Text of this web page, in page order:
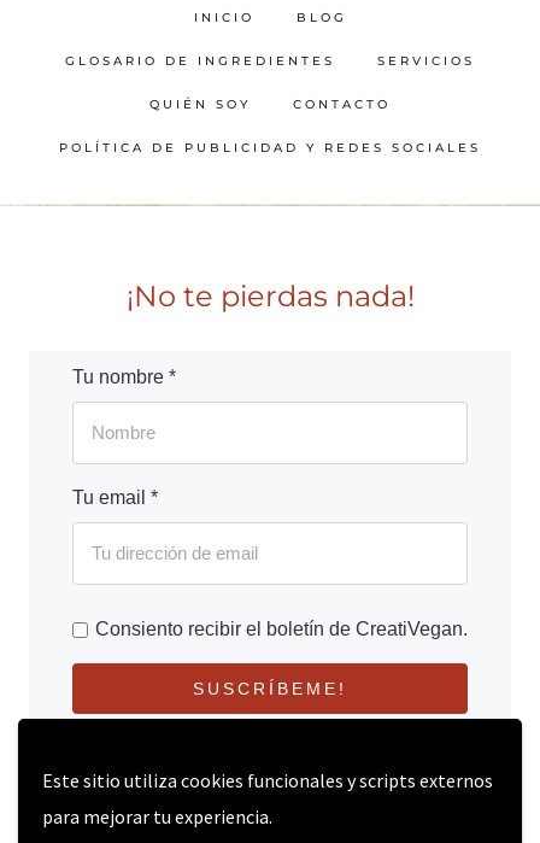
Este sitio utiliza cookies funcionales y scripts externos
para mejorar tu experiencia.
INICIO BLOG
GLOSARIO DE INGREDIENTES SERVICIOS
QUIÉN SOY CONTACTO
POLÍTICA DE PUBLICIDAD Y REDES SOCIALES
¡No te pierdas nada!
Tu nombre *
Tu email *
Consiento recibir el boletín de CreatiVegan.
SUSCRÍBEME!